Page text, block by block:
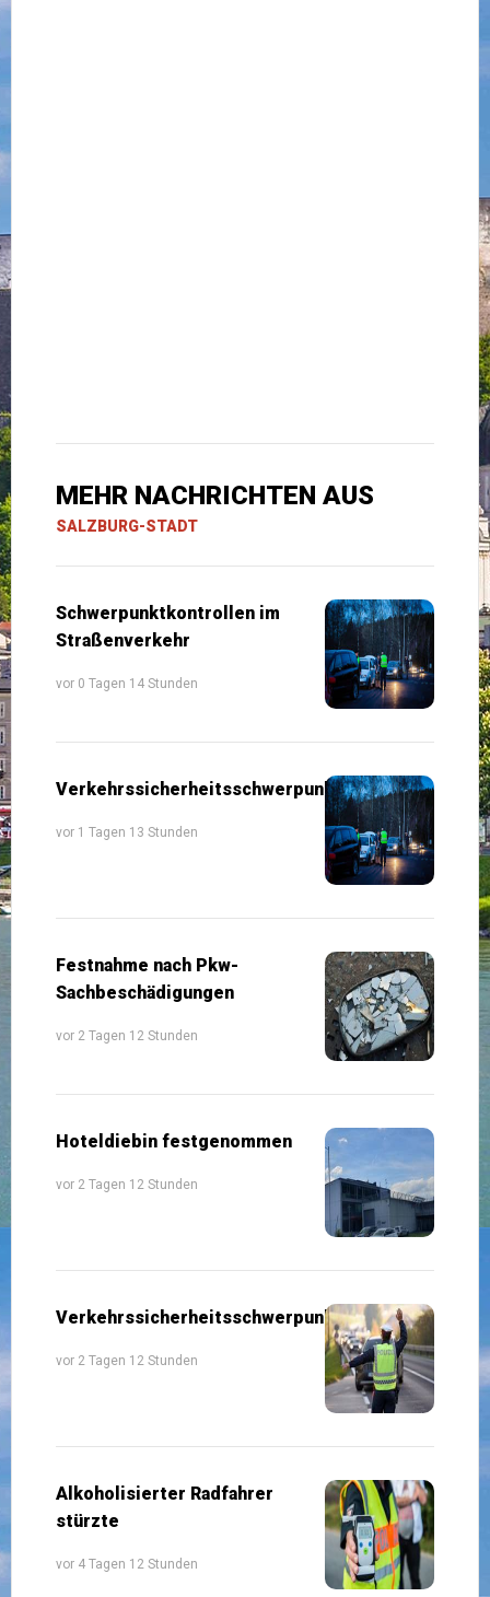
MEHR NACHRICHTEN AUS
SALZBURG-STADT
Schwerpunktkontrollen im
Straßenverkehr
vor 0 Tagen 14 Stunden
Verkehrssicherheitsschwerpunkte
vor 1 Tagen 13 Stunden
Festnahme nach Pkw-
Sachbeschädigungen
vor 2 Tagen 12 Stunden
Hoteldiebin festgenommen
vor 2 Tagen 12 Stunden
Verkehrssicherheitsschwerpunkte
vor 2 Tagen 12 Stunden
Alkoholisierter Radfahrer
stürzte
vor 4 Tagen 12 Stunden